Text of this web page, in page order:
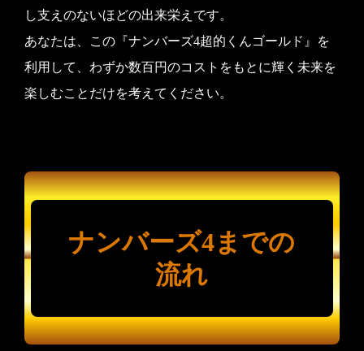
し支えのないほどの出来栄えです。
あなたは、この『ナンバーズ4超的くんゴールド』を
利用して、わずか数百円のコストをもとに輝く未来を
楽しむことだけを考えてください。
ナンバーズ4までの
流れ